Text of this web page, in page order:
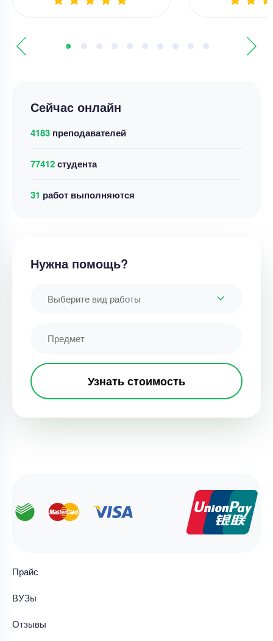
Сейчас онлайн
4183 преподавателей
77412студента
43 работ выполняются
Нужна помощь?
Выберите вид работы
Узнать стоимость
Прайс
ВУЗы
Отзывы